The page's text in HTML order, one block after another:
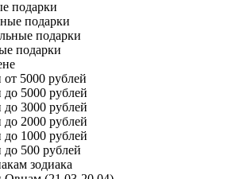
подарки
подарки
подарки
подарки
5000 рублей
5000 рублей
3000 рублей
2000 рублей
1000 рублей
500 рублей
зодиака